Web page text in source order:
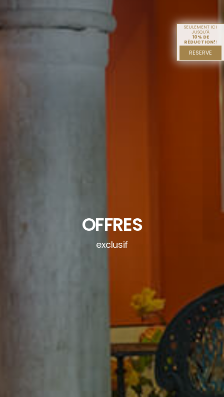
OFFRES
exclusif
SEULEMENT ICI
JUSQU'À
10% DE
RÉDUCTION!!
RESERVE